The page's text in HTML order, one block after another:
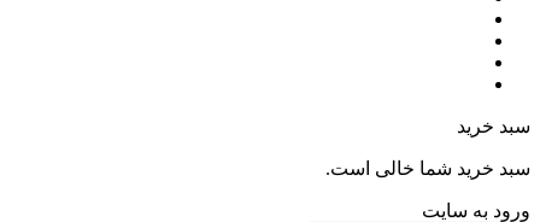
سبد خرید
سبد خرید شما خالی است.
ورود به سایت